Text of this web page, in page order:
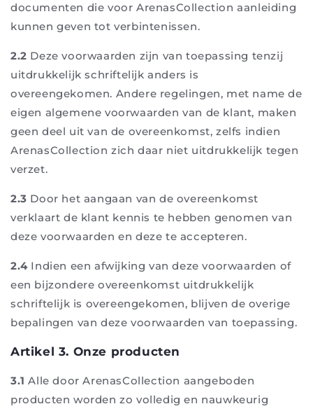
documenten die voor ArenasCollection aanleiding
kunnen geven tot verbintenissen.
2.2 Deze voorwaarden zijn van toepassing tenzij
uitdrukkelijk schriftelijk anders is
overeengekomen. Andere regelingen, met name de
eigen algemene voorwaarden van de klant, maken
geen deel uit van de overeenkomst, zelfs indien
ArenasCollection zich daar niet uitdrukkelijk tegen
verzet.
2.3 Door het aangaan van de overeenkomst
verklaart de klant kennis te hebben genomen van
deze voorwaarden en deze te accepteren.
2.4Indien een afwijking van deze voorwaarden of
een bijzondere overeenkomst uitdrukkelijk
schriftelijk is overeengekomen, blijven de overige
bepalingen van deze voorwaarden van toepassing.
Artikel 3. Onze producten
3.1 Alle door ArenasCollection aangeboden
producten worden zo volledig en nauwkeurig